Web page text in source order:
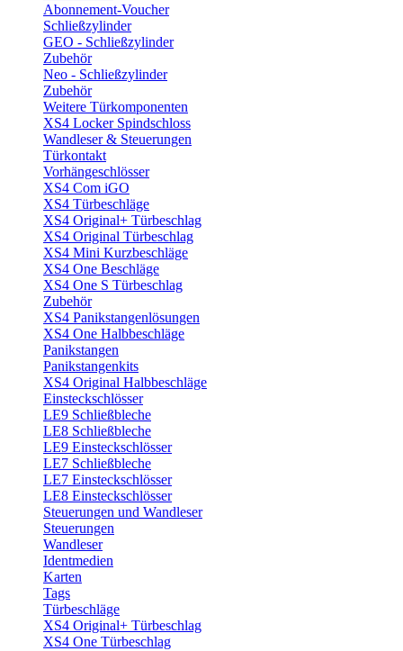
Abonnement-Voucher
Schließzylinder
GEO - Schließzylinder
Zubehör
Neo - Schließzylinder
Zubehör
Weitere Türkomponenten
XS4 Locker Spindschloss
Wandleser & Steuerungen
Türkontakt
Vorhängeschlösser
XS4 Com iGO
XS4 Türbeschläge
XS4 Original+ Türbeschlag
XS4 Original Türbeschlag
XS4 Mini Kurzbeschläge
XS4 One Beschläge
XS4 One S Türbeschlag
Zubehör
XS4 Panikstangenlösungen
XS4 One Halbbeschläge
Panikstangen
Panikstangenkits
XS4 Original Halbbeschläge
Einsteckschlösser
LE9 Schließbleche
LE8 Schließbleche
LE9 Einsteckschlösser
LE7 Schließbleche
LE7 Einsteckschlösser
LE8 Einsteckschlösser
Steuerungen und Wandleser
Steuerungen
Wandleser
Identmedien
Karten
Tags
Türbeschläge
XS4 Original+ Türbeschlag
XS4 One Türbeschlag